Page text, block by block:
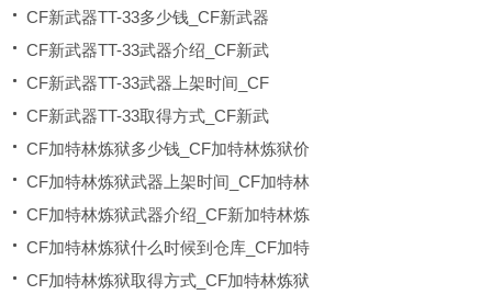
CF新武器TT-33多少钱_CF新武器
CF新武器TT-33武器介绍_CF新武
CF新武器TT-33武器上架时间_CF
CF新武器TT-33取得方式_CF新武
CF加特林炼狱多少钱_CF加特林炼狱价
CF加特林炼狱武器上架时间_CF加特林
CF加特林炼狱武器介绍_CF新加特林炼
CF加特林炼狱什么时候到仓库_CF加特
CF加特林炼狱取得方式_CF加特林炼狱